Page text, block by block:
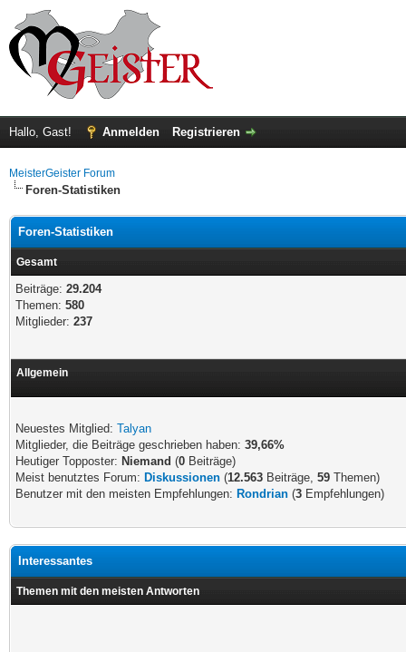
Hallo, Gast! Anmelden Registrieren
MeisterGeister Forum
Foren-Statistiken
Foren-Statistiken
Gesamt
Beiträge: 29.204
Themen: 580
Mitglieder: 237
Allgemein
Neuestes Mitglied: Talyan
Mitglieder, die Beiträge geschrieben haben: 39,66%
Heutiger Topposter: Niemand (0 Beiträge)
Meist benutztes Forum: Diskussionen (12.563 Beiträge, 59 Themen)
Benutzer mit den meisten Empfehlungen: Rondrian (3 Empfehlungen)
Interessantes
Themen mit den meisten Antworten